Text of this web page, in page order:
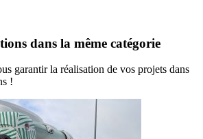
dans la même catégorie
garantir la réalisation de vos projets dans
!